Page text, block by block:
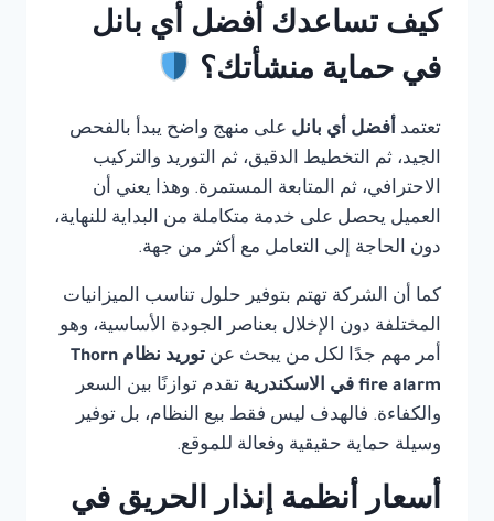
كيف تساعدك أفضل أي بانل
في حماية منشأتك؟
تعتمد أفضل أي بانل على منهج واضح يبدأ بالفحص
الجيد، ثم التخطيط الدقيق، ثم التوريد والتركيب
الاحترافي، ثم المتابعة المستمرة. وهذا يعني أن
العميل يحصل على خدمة متكاملة من البداية للنهاية،
دون الحاجة إلى التعامل مع أكثر من جهة.
كما أن الشركة تهتم بتوفير حلول تناسب الميزانيات
المختلفة دون الإخلال بعناصر الجودة الأساسية، وهو
أمر مهم جدًا لكل من يبحث عن
توريد نظام Thorn
fire alarm في الاسكندرية
تقدم توازنًا بين السعر
والكفاءة. فالهدف ليس فقط بيع النظام، بل توفير
وسيلة حماية حقيقية وفعالة للموقع.
أسعار أنظمة إنذار الحريق في